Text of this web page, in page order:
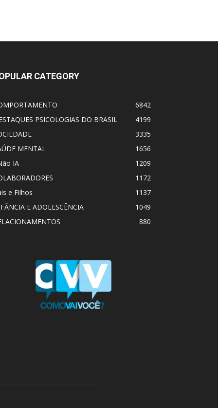
CATEGORY
6842
PSICOLOGIAS DO BRASIL
4199
3335
MENTAL
1656
IA
1209
1172
e Filhos
1137
E ADOLESCÊNCIA
1049
880